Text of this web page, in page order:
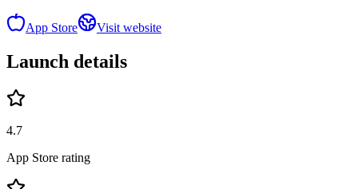
App Store Visit website
Launch details
4.7
App Store rating